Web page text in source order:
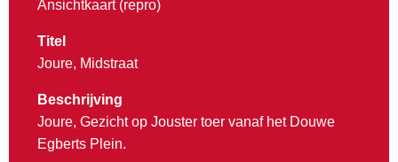
Ansichtkaart (repro)
Titel
Joure, Midstraat
Beschrijving
Joure, Gezicht op Jouster toer vanaf het Douwe
Egberts Plein.